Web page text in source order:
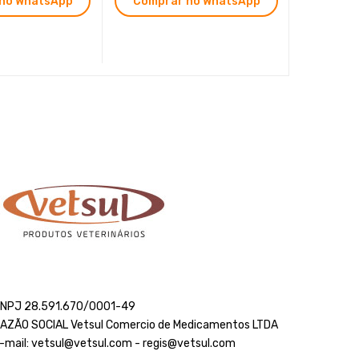
28.591.670/0001-49
SOCIAL Vetsul Comercio de Medicamentos LTDA
mail: vetsul@vetsul.com - regis@vetsul.com